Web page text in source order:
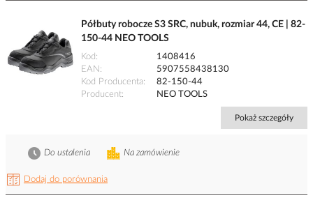
Półbuty robocze S3 SRC, nubuk, rozmiar 44, CE | 82-
150-44 NEO TOOLS
Kod
1408416
EAN
5907558438130
Kod Producenta
82-150-44
Producent
NEO TOOLS
Pokaż szczegóły
Dodaj do porównania
Na zamówienie
Do ustalenia